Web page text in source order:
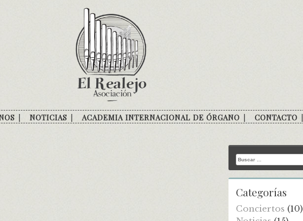
NOTICIAS ACADEMIA INTERNACIONAL DE ÓRGANO CONTACTO
Buscar:
Categorías
Conciertos (10)